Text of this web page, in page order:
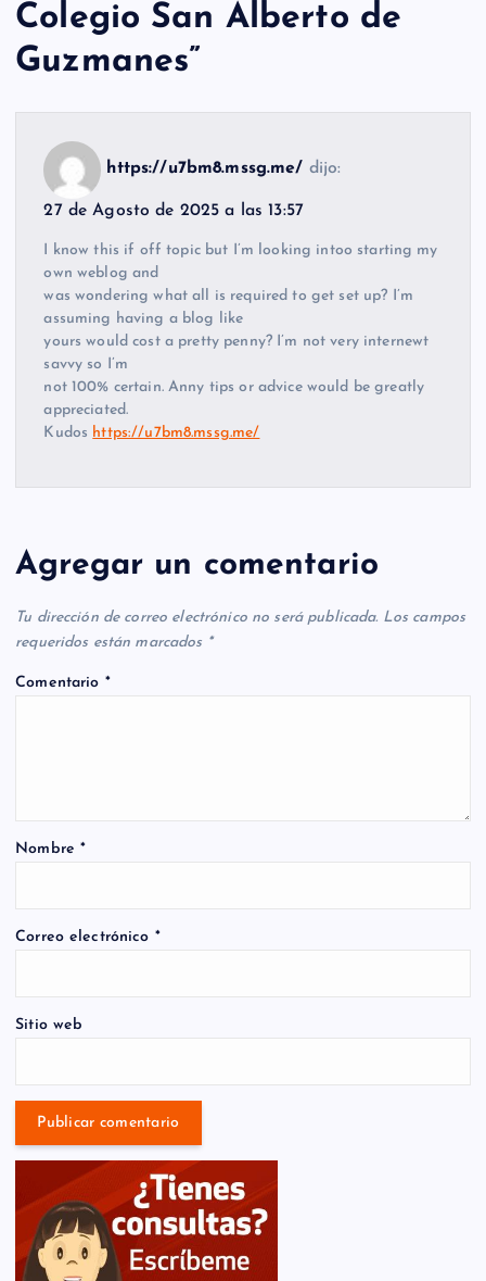
Colegio San Alberto de
Guzmanes”
https://u7bm8.mssg.me/ dijo:
27 de Agosto de 2025 a las 13:57
I know this if off topic but I’m looking intoo starting my
own weblog and
was wondering what all is required to get set up? I’m
assuming having a blog like
yours would cost a pretty penny? I’m not very internewt
savvy so I’m
not 100% certain. Anny tips or advice would be greatly
appreciated.
Kudos https://u7bm8.mssg.me/
Agregar un comentario
Tu dirección de correo electrónico no será publicada. Los campos
requeridos están marcados *
Comentario *
Nombre*
Correo electrónico *
Sitio web